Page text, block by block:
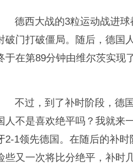
德西大战的3粒运动战进
破门打破僵局。随后，德国
于在第89分钟由维尔茨实现
不过，到了补时阶段，德
人不是喜欢绝平吗？我就来
2-1领先德国。在随后的补
些又一次将比分绝平，补时